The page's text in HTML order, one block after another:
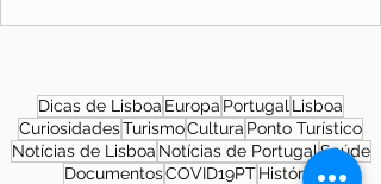
Dicas de Lisboa Europa Portugal Lisboa
CuriosidadesTurismoCultura Ponto Turístico
Notícias de Lisboa Notícias de PortugalSaúde
DocumentosCOVID19PTHistória